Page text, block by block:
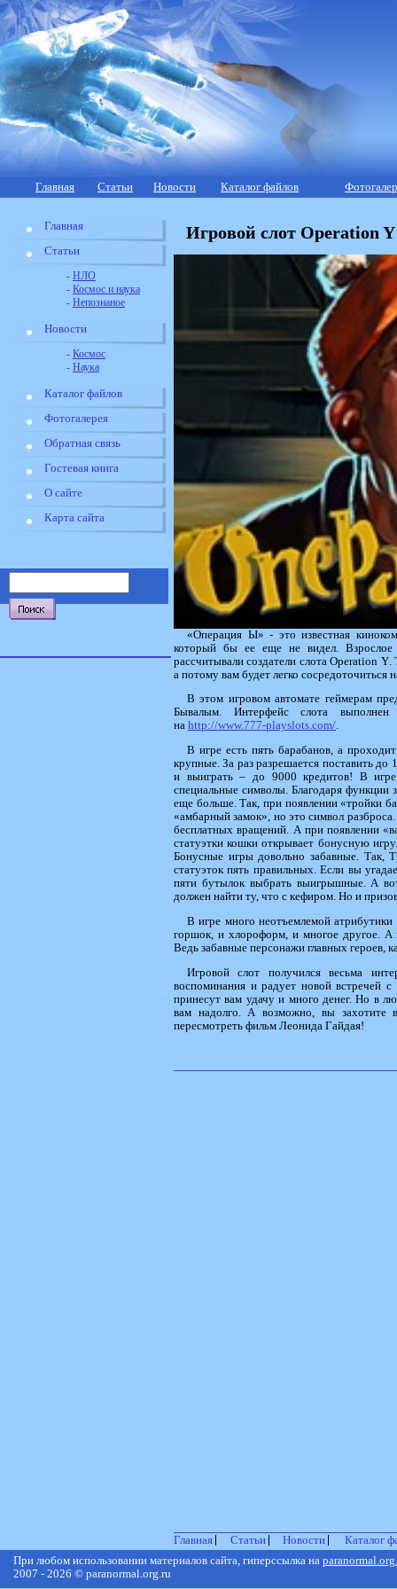
Главная Статьи Новости Каталог файлов
Главная
Статьи
- НЛО
- Космос и наука
- Непознаное
Новости
- Космос
- Наука
Каталог файлов
Фотогалерея
Обратная связь
Гостевая книга
О сайте
Карта сайта
Игровой слот Operation
«Операция Ы» - это известная
который бы ее еще не видел.
рассчитывали создатели слотаOperation Y
а потому вам будет легко сосредоточиться
В этом игровом автомате геймерам
Бывалым. Интерфейс слота выполнен
на http://www.777-playslots.com/.
В игре есть пять барабанов, а
крупные. За раз разрешается поставить
и выиграть – до 9000 кредитов! В
специальные символы. Благодаря
еще больше. Так, при появлении «тройки
«амбарный замок», но это символ
бесплатных вращений. А при появлении
статуэтки кошки открывает бонусную
Бонусные игры довольно забавные. Так,
статуэток пять правильных. Если вы
пяти бутылок выбрать выигрышные. А
должен найти ту, что с кефиром. Но и
В игре много неотъемлемой
горшок, и хлороформ, и многое другое. А
Ведь забавные персонажи главных героев,
Игровой слот получился весьма
воспоминания и радует новой встречей
принесут вам удачу и много денег. Но в
вам надолго. А возможно, вы захотите
пересмотреть фильм Леонида Гайдая!
Главная Статьи Новости
Каталог
При любом использовании материалов сайта, гиперссылка на
2007 - 2026 © paranormal.org.ru